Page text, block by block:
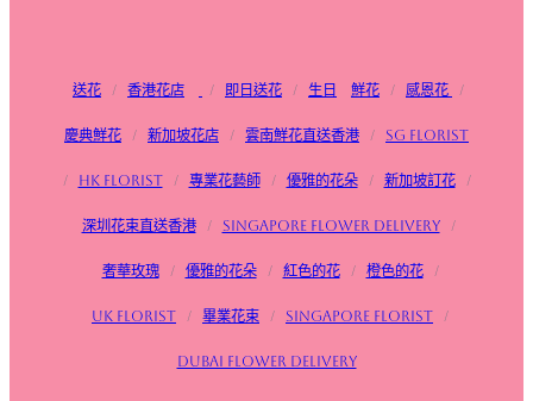
送花 / 香港花店 / 即日送花 / 生日 鮮花 / 感恩花 /
慶典鮮花 / 新加坡花店 / 雲南鮮花直送香港 / SG FLorist
/ HK Florist / 專業花藝師 / 優雅的花朵 / 新加坡訂花 /
深圳花束直送香港 / Singapore flower delivery /
奢華玫瑰 / 優雅的花朵 / 紅色的花 / 橙色的花 /
UK Florist / 畢業花束 / Singapore Florist /
Dubai Flower Delivery